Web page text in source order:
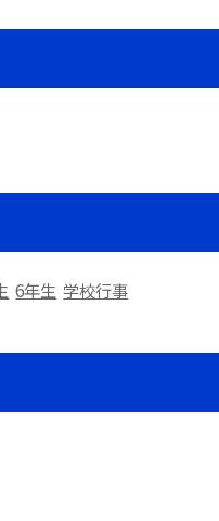
6年生 学校行事